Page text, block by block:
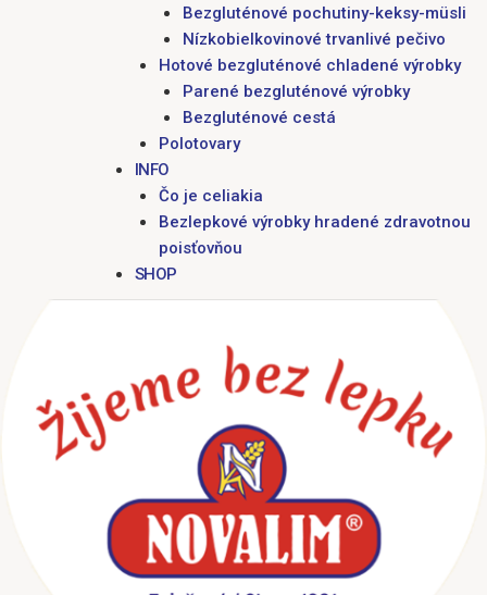
Bezgluténové pochutiny-keksy-müsli
Nízkobielkovinové trvanlivé pečivo
Hotové bezgluténové chladené výrobky
Parené bezgluténové výrobky
Bezgluténové cestá
Polotovary
INFO
Čo je celiakia
Bezlepkové výrobky hradené zdravotnou
poisťovňou
SHOP